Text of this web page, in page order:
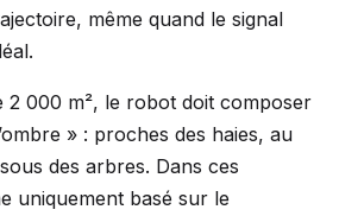
même quand le signal
2 000 m², le robot doit composer
» : proches des haies, au
des arbres. Dans ces
uniquement basé sur le